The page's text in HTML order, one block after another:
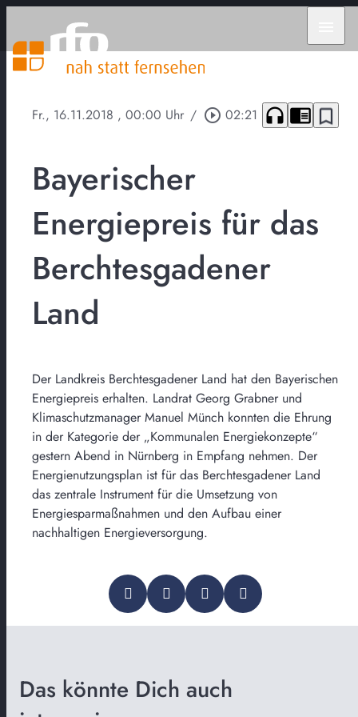
Fr., 16.11.2018 , 00:00 Uhr / play_circle_outline 02:21 headphones chrome_reader_mode bookmark_border
Bayerischer
Energiepreis für das
Berchtesgadener
Land
Der Landkreis Berchtesgadener Land hat den Bayerischen
Energiepreis erhalten. Landrat Georg Grabner und
Klimaschutzmanager Manuel Münch konnten die Ehrung
in der Kategorie der „Kommunalen Energiekonzepte“
gestern Abend in Nürnberg in Empfang nehmen. Der
Energienutzungsplan ist für das Berchtesgadener Land
das zentrale Instrument für die Umsetzung von
Energiesparmaßnahmen und den Aufbau einer
nachhaltigen Energieversorgung.
Das könnte Dich auch